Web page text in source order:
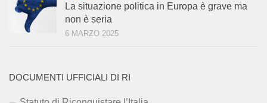
La situazione politica in Europa è grave ma
non è seria
6 MARZO 2025
DOCUMENTI UFFICIALI DI RI